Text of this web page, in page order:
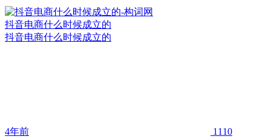
抖音电商什么时候成立的
抖音电商什么时候成立的
4年前 1110